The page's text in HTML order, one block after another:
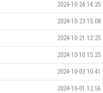
2024-10-24 14:25
2024-10-23 15:08
2024-10-21 12:25
2024-10-10 15:25
2024-10-03 10:41
2024-10-01 12:56